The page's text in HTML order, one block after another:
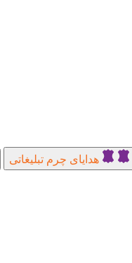
هدایای چرم تبلیغاتی